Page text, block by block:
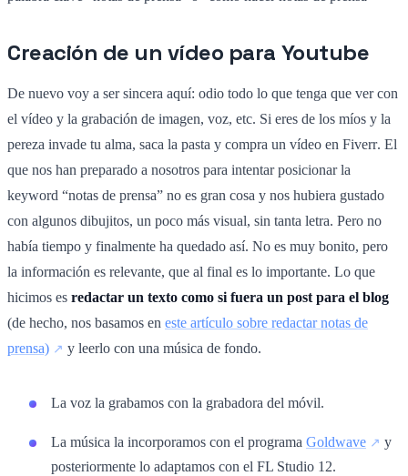
Creación de un vídeo para Youtube
De nuevo voy a ser sincera aquí: odio todo lo que tenga que ver con
el vídeo y la grabación de imagen, voz, etc. Si eres de los míos y la
pereza invade tu alma, saca la pasta y compra un vídeo en Fiverr. El
que nos han preparado a nosotros para intentar posicionar la
keyword “notas de prensa” no es gran cosa y nos hubiera gustado
con algunos dibujitos, un poco más visual, sin tanta letra. Pero no
había tiempo y finalmente ha quedado así. No es muy bonito, pero
la información es relevante, que al final es lo importante. Lo que
hicimos es redactar un texto como si fuera un post para el blog
(de hecho, nos basamos en este artículo sobre redactar notas de
prensa)
y leerlo con una música de fondo.
La voz la grabamos con la grabadora del móvil.
La música la incorporamos con el programa Goldwave
y
posteriormente lo adaptamos con el FL Studio 12.